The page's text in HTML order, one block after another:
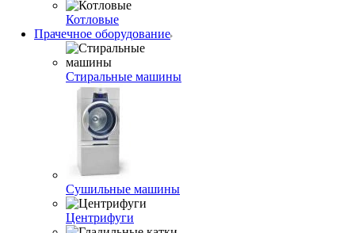
Котловые
Прачечное оборудование
Стиральные машины
Сушильные машины
Центрифуги